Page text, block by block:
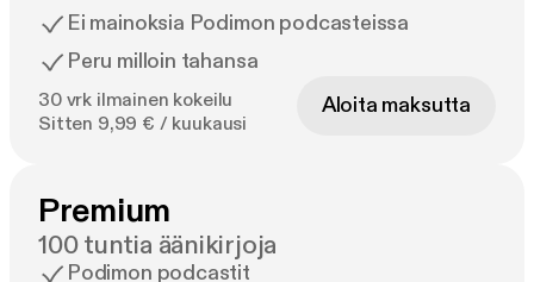
Ei mainoksia Podimon podcasteissa
Peru milloin tahansa
30 vrk ilmainen kokeilu
Sitten 9,99 € / kuukausi
Aloita maksutta
Premium
100 tuntia äänikirjoja
Podimon podcastit